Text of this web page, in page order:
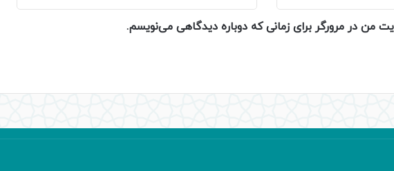
من در مرورگر برای زمانی که دوباره دیدگاهی می‌نویسم.